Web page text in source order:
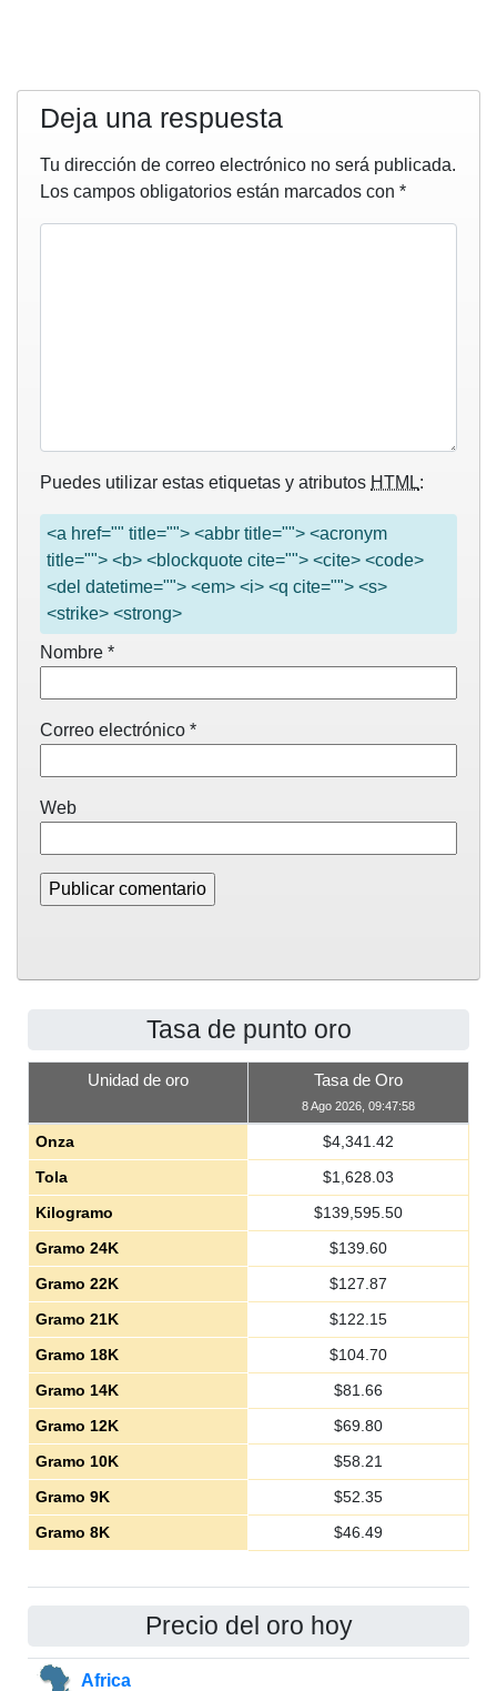
Deja una respuesta
Tu dirección de correo electrónico no será publicada.
Los campos obligatorios están marcados con *
Puedes utilizar estas etiquetas y atributos HTML:
<a href="" title=""> <abbr title=""> <acronym
title=""> <b> <blockquote cite=""> <cite> <code>
<del datetime=""> <em> <i> <q cite=""> <s>
<strike> <strong>
Nombre *
Correo electrónico *
Web
Tasa de punto oro
Unidad de oro Tasa de Oro
8 Ago 2026, 09:47:58
Onza $4,341.42
Tola
$1,628.03
Kilogramo
$139,595.50
Gramo 24K
$139.60
Gramo 22K
$127.87
Gramo 21K
$122.15
Gramo 18K
$104.70
Gramo 14K
$81.66
Gramo 12K
$69.80
Gramo 10K
$58.21
Gramo 9K
$52.35
Gramo 8K
$46.49
Precio del oro hoy
Africa